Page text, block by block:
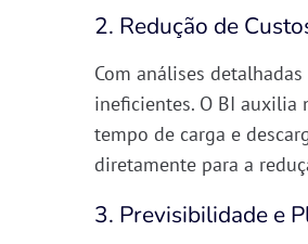
2. Redução de
Com análises
ineficientes. O BI auxilia
tempo de carga e
diretamente para a
3. Previsibilidade e